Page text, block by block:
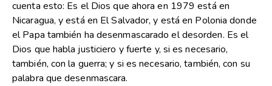
cuenta esto: Es el Dios que ahora en 1979 está en
Nicaragua, y está en El Salvador, y está en Polonia donde
el Papa también ha desenmascarado el desorden. Es el
Dios que habla justiciero y fuerte y, si es necesario,
también, con la guerra; y si es necesario, también, con su
palabra que desenmascara.